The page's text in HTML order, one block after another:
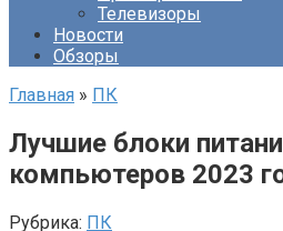
Телевизоры
Новости
Обзоры
Главная » ПК
Лучшие блоки
компьютеров 2023
Рубрика: ПК